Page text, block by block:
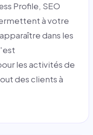
Profile, SEO
à votre
dans les
les activités de
des clients à